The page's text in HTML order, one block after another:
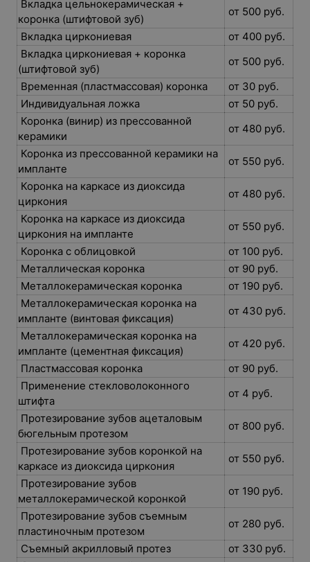
Вкладка цельнокерамическая +
коронка (штифтовой зуб)
от 500 руб.
Вкладка циркониевая
от 400 руб.
Вкладка циркониевая + коронка
(штифтовой зуб)
от 500 руб.
Временная (пластмассовая) коронка
от 30 руб.
Индивидуальная ложка
от 50 руб.
Коронка (винир) из прессованной
керамики
от 480 руб.
Коронка из прессованной керамики на
импланте
от 550 руб.
Коронка на каркасе из диоксида
циркония
от 480 руб.
Коронка на каркасе из диоксида
циркония на импланте
от 550 руб.
Коронка с облицовкой
от 100 руб.
Металлическая коронка
от 90 руб.
Металлокерамическая коронка
от 190 руб.
Металлокерамическая коронка на
импланте (винтовая фиксация)
от 430 руб.
Металлокерамическая коронка на
импланте (цементная фиксация)
от 420 руб.
Пластмассовая коронка
от 90 руб.
Применение стекловолоконного
штифта
от 4 руб.
Протезирование зубов ацеталовым
бюгельным протезом
от 800 руб.
Протезирование зубов коронкой на
каркасе из диоксида циркония
от 550 руб.
Протезирование зубов
металлокерамической коронкой
от 190 руб.
Протезирование зубов съемным
пластиночным протезом
от 280 руб.
Съемный акрилловый протез
от 330 руб.